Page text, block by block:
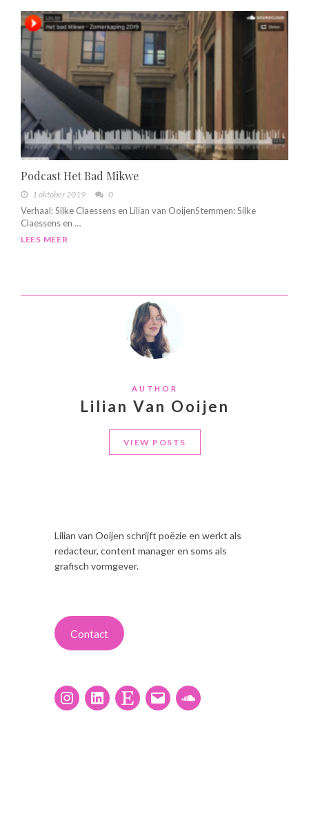
Podcast Het Bad Mikwe
1 oktober 2019 0
Verhaal: Silke Claessens en Lilian van OoijenStemmen: Silke
Claessens en …
LEES MEER
AUTHOR
Lilian Van Ooijen
VIEW POSTS
Lilian van Ooijen schrijft poëzie en werkt als
redacteur, content manager en soms als
grafisch vormgever.
Contact